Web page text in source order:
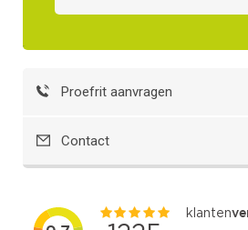
Proefrit aanvragen
Contact